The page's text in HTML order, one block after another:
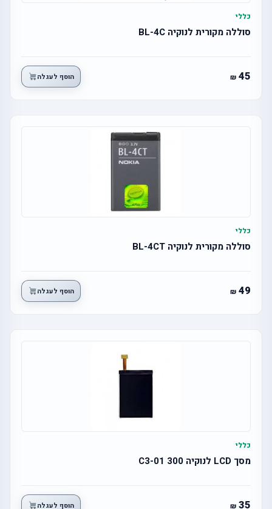
כללי
סוללה מקורית לנוקיה BL-4C
45 הוסף לעגלה
כללי
סוללה מקורית לנוקיה BL-4CT
49 הוסף לעגלה
כללי
מסך LCD לנוקיה 300 C3-01
35 הוסף לעגלה